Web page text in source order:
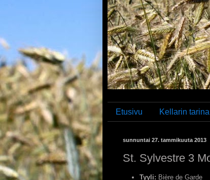
Etusivu Kellarin tarina
sunnuntai 27. tammikuuta 2013
St. Sylvestre 3
Tyyli: Bière de Garde